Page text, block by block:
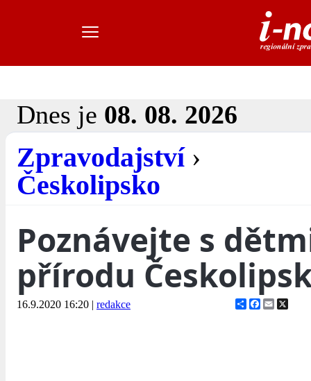
Dnes je 08. 08. 2026
Zpravodajství›
Českolipsko
Poznávejte s
přírodu
16.9.2020 16:20 | redakce ShareFacebook
Email